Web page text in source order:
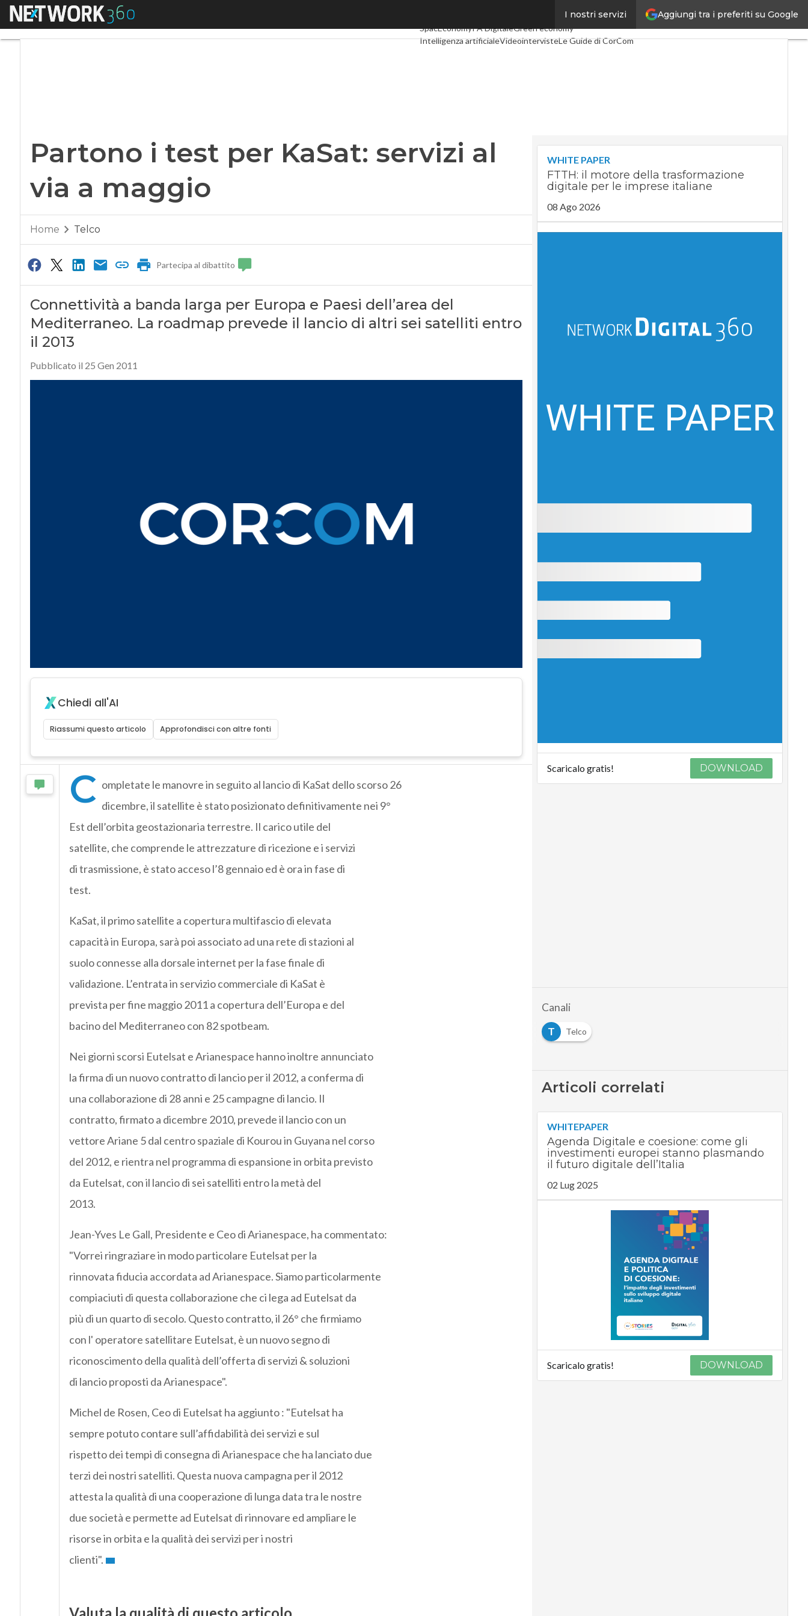
Aggiungi tra i preferiti su Google
I nostri servizi
Menu
Industria 4.0
SpacEconomyPA DigitaleGreen economy
Intelligenza artificialeVideointervisteLe Guide di CorCom
Partono i test per KaSat: servizi al
via a maggio
Home Telco
Partecipa al dibattito
Connettività a banda larga per Europa e Paesi dell’area del
Mediterraneo. La roadmap prevede il lancio di altri sei satelliti entro
il 2013
Pubblicato il 25 Gen 2011
Chiedi all'AI
Riassumi questo articolo Approfondisci con altre fonti
C ompletate le manovre in seguito al lancio di KaSat dello scorso 26
dicembre, il satellite è stato posizionato definitivamente nei 9°
Est dell’orbita geostazionaria terrestre. Il carico utile del
satellite, che comprende le attrezzature di ricezione e i servizi
di trasmissione, è stato acceso l’8 gennaio ed è ora in fase di
test.
KaSat, il primo satellite a copertura multifascio di elevata
capacità in Europa, sarà poi associato ad una rete di stazioni al
suolo connesse alla dorsale internet per la fase finale di
validazione. L’entrata in servizio commerciale di KaSat è
prevista per fine maggio 2011 a copertura dell’Europa e del
bacino del Mediterraneo con 82 spotbeam.
Nei giorni scorsi Eutelsat e Arianespace hanno inoltre annunciato
la firma di un nuovo contratto di lancio per il 2012, a conferma di
una collaborazione di 28 anni e 25 campagne di lancio. Il
contratto, firmato a dicembre 2010, prevede il lancio con un
vettore Ariane 5 dal centro spaziale di Kourou in Guyana nel corso
del 2012, e rientra nel programma di espansione in orbita previsto
da Eutelsat, con il lancio di sei satelliti entro la metà del
2013.
Jean-Yves Le Gall, Presidente e Ceo di Arianespace, ha commentato:
"Vorrei ringraziare in modo particolare Eutelsat per la
rinnovata fiducia accordata ad Arianespace. Siamo particolarmente
compiaciuti di questa collaborazione che ci lega ad Eutelsat da
più di un quarto di secolo. Questo contratto, il 26° che firmiamo
con l' operatore satellitare Eutelsat, è un nuovo segno di
riconoscimento della qualità dell’offerta di servizi & soluzioni
di lancio proposti da Arianespace".
Michel de Rosen, Ceo di Eutelsat ha aggiunto : "Eutelsat ha
sempre potuto contare sull’affidabilità dei servizi e sul
rispetto dei tempi di consegna di Arianespace che ha lanciato due
terzi dei nostri satelliti. Questa nuova campagna per il 2012
attesta la qualità di una cooperazione di lunga data tra le nostre
due società e permette ad Eutelsat di rinnovare ed ampliare le
risorse in orbita e la qualità dei servizi per i nostri
clienti".
WHITE PAPER
FTTH: il motore della trasformazione
digitale per le imprese italiane
08 Ago 2026
Scaricalo gratis! DOWNLOAD
Canali
T
Telco
Articoli correlati
WHITEPAPER
Agenda Digitale e coesione: come gli
investimenti europei stanno plasmando
il futuro digitale dell’Italia
02 Lug 2025
Scaricalo gratis! DOWNLOAD